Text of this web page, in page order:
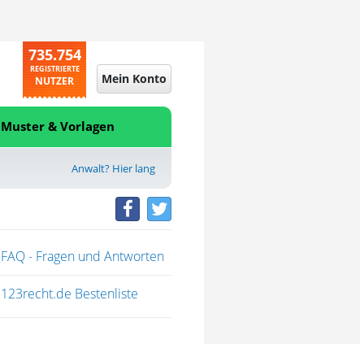
735.754
REGISTRIERTE
NUTZER Mein Konto
Muster & Vorlagen
Anwalt? Hier lang
FAQ - Fragen und Antworten
123recht.de Bestenliste